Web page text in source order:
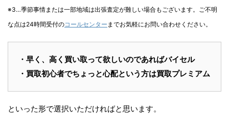
※3…季節事情または一部地域は出張査定が難しい場合もございます。ご不明
な点は24時間受付のコールセンター までお気軽にお問い合わせください。
・早く、高く買い取って欲しいのであればバイセル
・買取初心者でちょっと心配という方は買取プレミアム
といった形で選択いただければと思います。